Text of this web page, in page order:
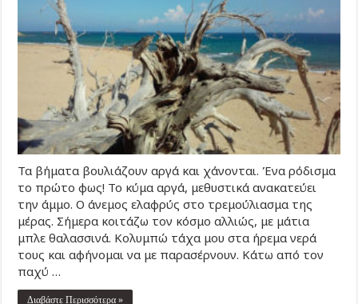
Τα βήματα βουλιάζουν αργά και χάνονται. Ένα ρόδισμα
το πρώτο φως! Το κύμα αργά, μεθυστικά ανακατεύει
την άμμο. Ο άνεμος ελαφρύς στο τρεμούλιασμα της
μέρας. Σήμερα κοιτάζω τον κόσμο αλλιώς, με μάτια
μπλε θαλασσινά. Κολυμπώ τάχα μου στα ήρεμα νερά
τους και αφήνομαι να με παρασέρνουν. Κάτω από τον
παχύ …
Διαβάστε Περισσότερα »